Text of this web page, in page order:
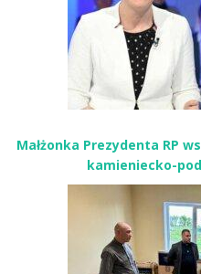
Małżonka Prezydenta RP
kamieniecko-